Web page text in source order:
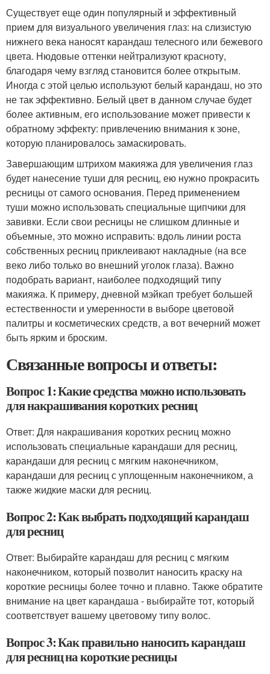
Существует еще один популярный и эффективный
прием для визуального увеличения глаз: на слизистую
нижнего века наносят карандаш телесного или бежевого
цвета. Нюдовые оттенки нейтрализуют красноту,
благодаря чему взгляд становится более открытым.
Иногда с этой целью используют белый карандаш, но это
не так эффективно. Белый цвет в данном случае будет
более активным, его использование может привести к
обратному эффекту: привлечению внимания к зоне,
которую планировалось замаскировать.
Завершающим штрихом макияжа для увеличения глаз
будет нанесение туши для ресниц, ею нужно прокрасить
ресницы от самого основания. Перед применением
туши можно использовать специальные щипчики для
завивки. Если свои ресницы не слишком длинные и
объемные, это можно исправить: вдоль линии роста
собственных ресниц приклеивают накладные (на все
веко либо только во внешний уголок глаза). Важно
подобрать вариант, наиболее подходящий типу
макияжа. К примеру, дневной мэйкап требует большей
естественности и умеренности в выборе цветовой
палитры и косметических средств, а вот вечерний может
быть ярким и броским.
Связанные вопросы и ответы:
Вопрос 1: Какие средства можно использовать
для накрашивания коротких ресниц
Ответ: Для накрашивания коротких ресниц можно
использовать специальные карандаши для ресниц,
карандаши для ресниц с мягким наконечником,
карандаши для ресниц с уплощенным наконечником, а
также жидкие маски для ресниц.
Вопрос 2: Как выбрать подходящий карандаш
для ресниц
Ответ: Выбирайте карандаш для ресниц с мягким
наконечником, который позволит наносить краску на
короткие ресницы более точно и плавно. Также обратите
внимание на цвет карандаша - выбирайте тот, который
соответствует вашему цветовому типу волос.
Вопрос 3: Как правильно наносить карандаш
для ресниц на короткие ресницы